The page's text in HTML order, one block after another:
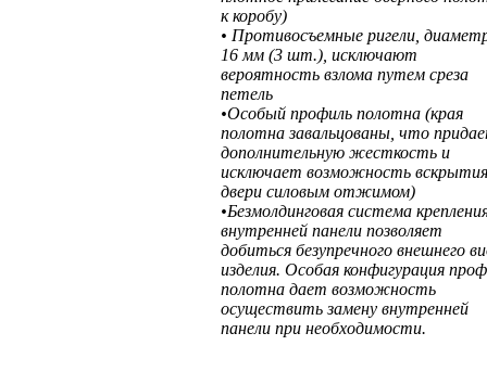
к коробу)
• Противосъемные ригели,
16 мм (3 шт.), исключают
вероятность взлома путем среза
петель
•Особый профиль полотна (края
полотна завальцованы, что
дополнительную жесткость и
исключает возможность вскрытия
двери силовым отжимом)
•Безмолдинговая система
внутренней панели позволяет
добиться безупречного внешнего
изделия. Особая конфигурация
полотна дает возможность
осуществить замену внутренней
панели при необходимости.